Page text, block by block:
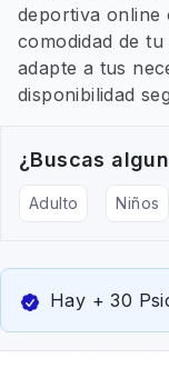
deportiva online
comodidad de
adapte a tus
disponibilidad
¿Buscas
Adulto Niños
Hay + 30